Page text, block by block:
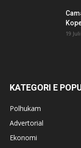
19
KATEGORI E
Polhukam
Advertorial
Ekonomi